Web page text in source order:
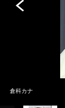
倉科カナ